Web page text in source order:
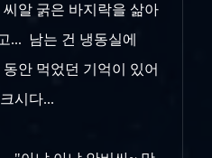
알 굵은 바지락을 삶아
... 남는 건 냉동실에
안 먹었던 기억이 있어
시다...